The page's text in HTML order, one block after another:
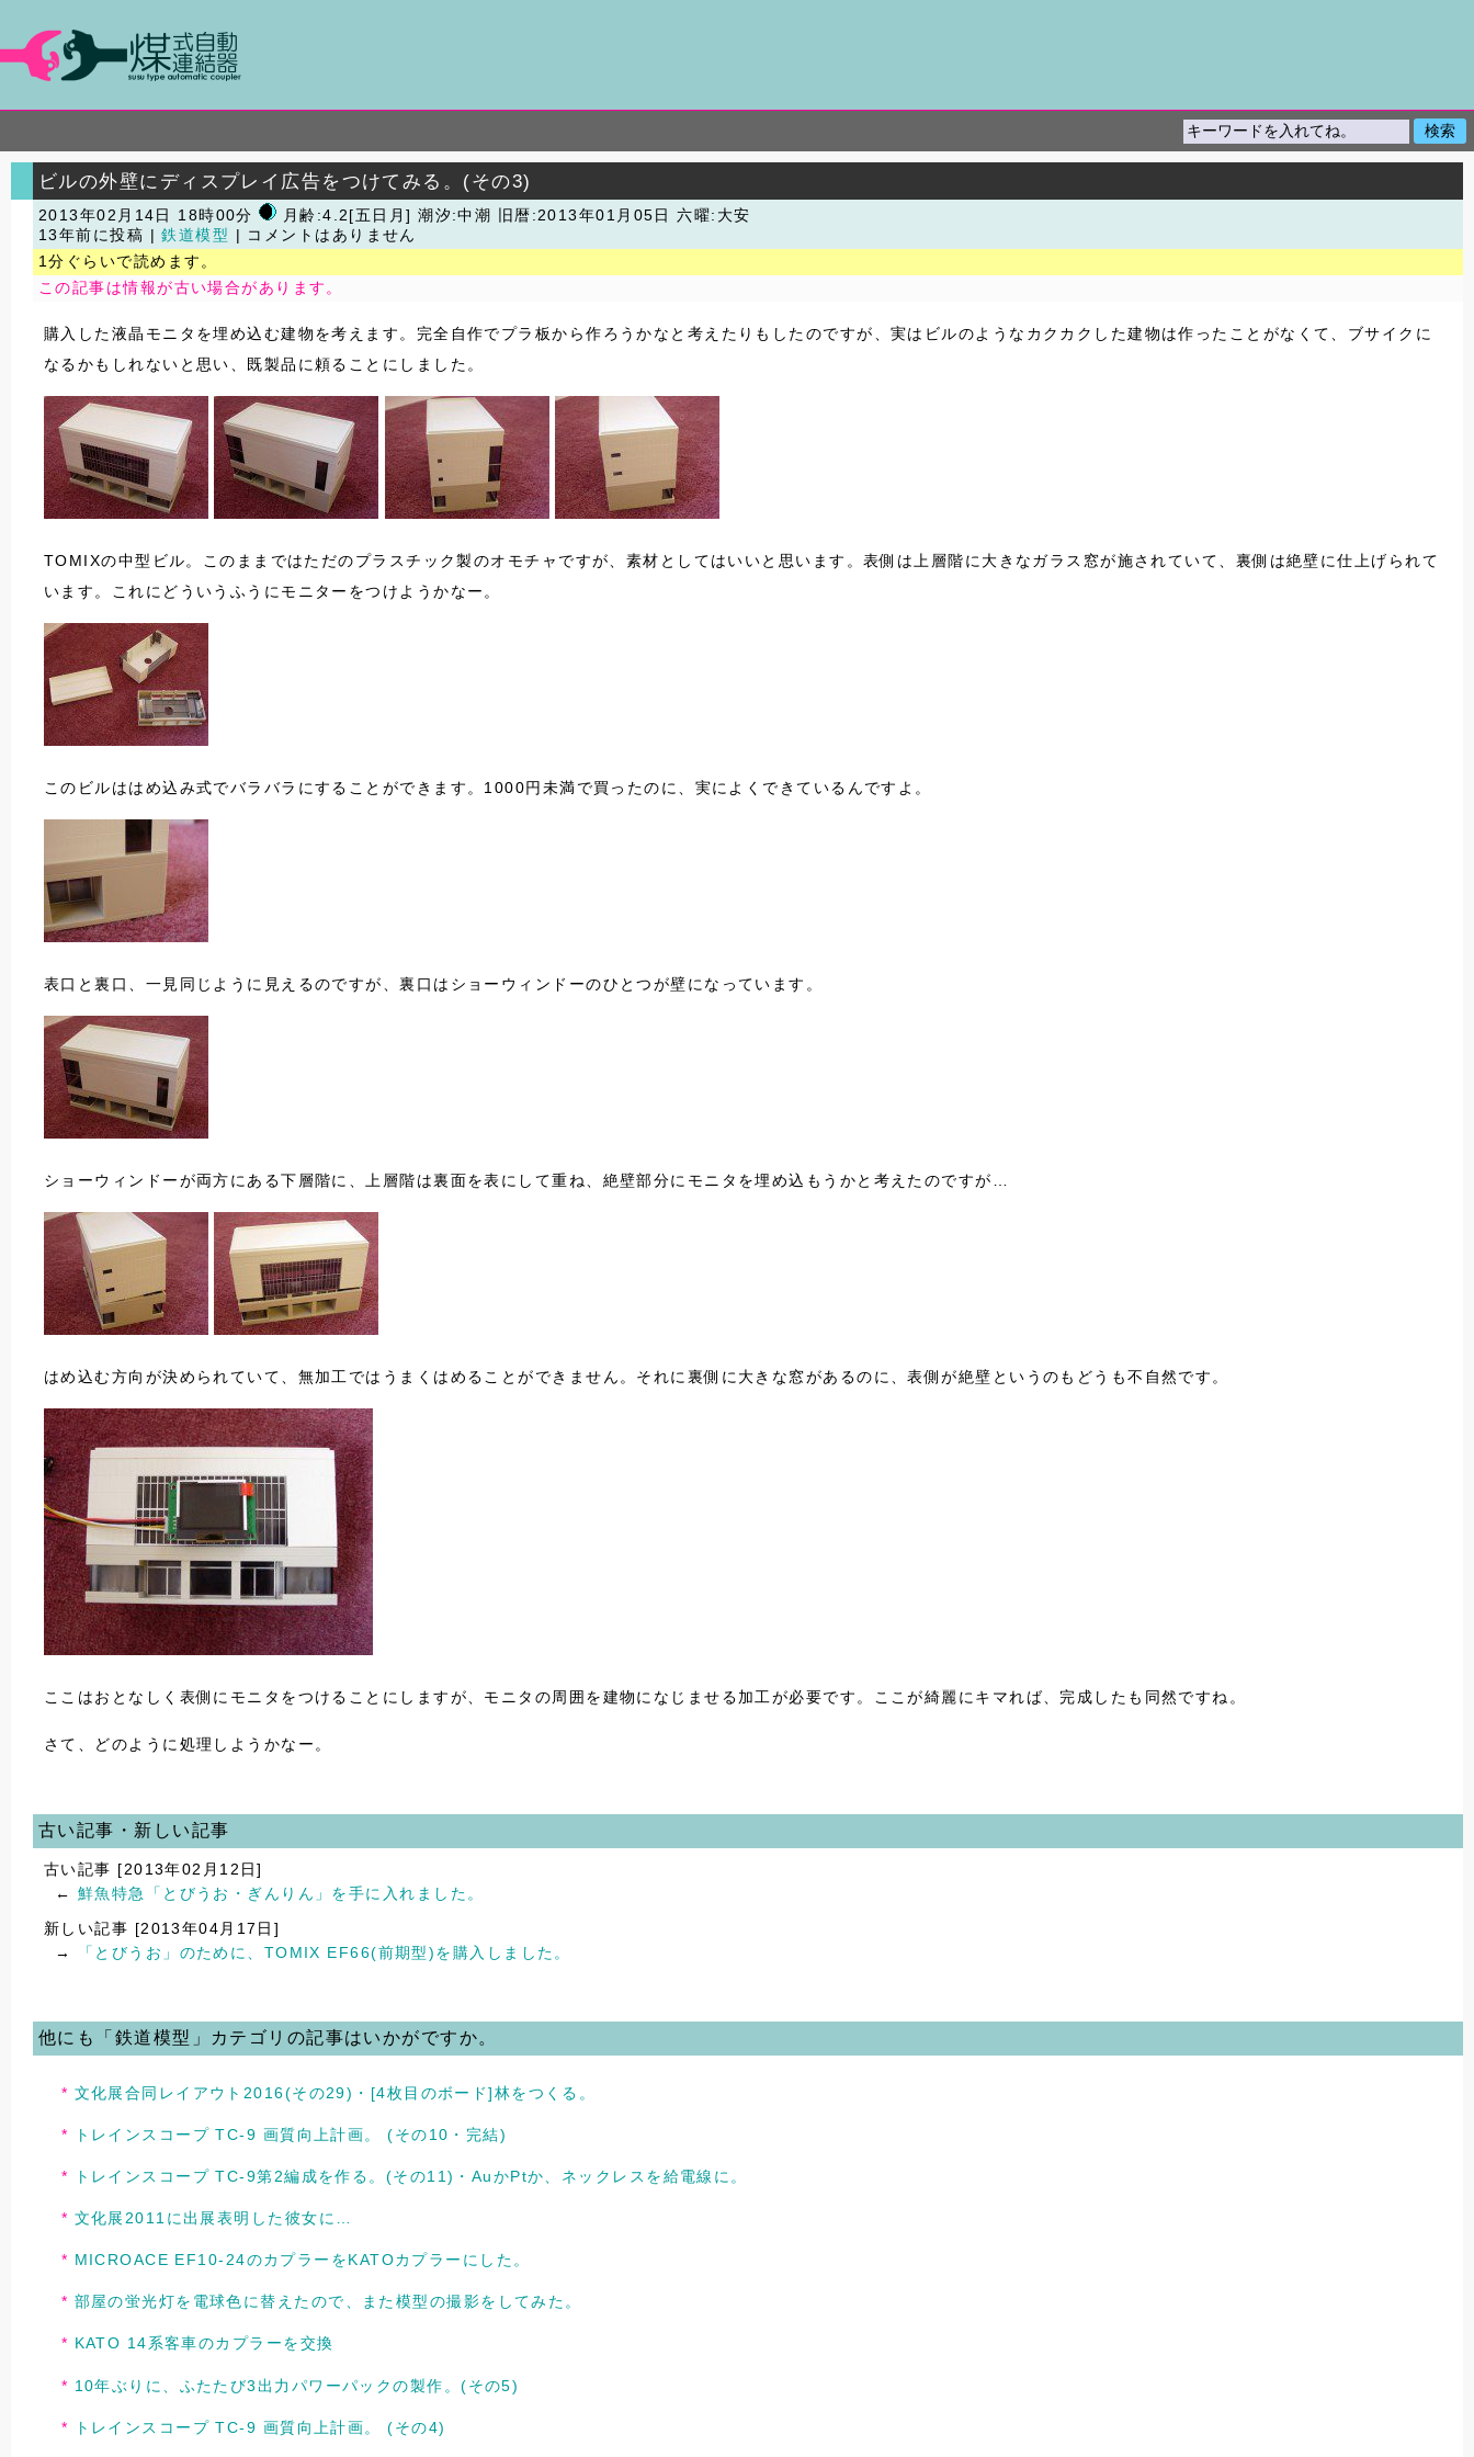
ビルの外壁にディスプレイ広告をつけてみる。(その3)
2013年02月14日 18時00分 月齢:4.2[五日月] 潮汐:中潮
旧暦:2013年01月05日 六曜:大安
13年前に投稿 |鉄道模型
| コメントはありません
1分ぐらいで読めます。
この記事は情報が古い場合があります。
購入した液晶モニタを埋め込む建物を考えます。完全自作でプラ板から作ろうかなと考えたりもしたのですが、実はビルのようなカクカクした建物は作ったことがなくて、ブサイクに
なるかもしれないと思い、既製品に頼ることにしました。
TOMIXの中型ビル。このままではただのプラスチック製のオモチャですが、素材としてはいいと思います。表側は上層階に大きなガラス窓が施されていて、裏側は絶壁に仕上げられて
います。これにどういうふうにモニターをつけようかなー。
このビルははめ込み式でバラバラにすることができます。1000円未満で買ったのに、実によくできているんですよ。
表口と裏口、一見同じように見えるのですが、裏口はショーウィンドーのひとつが壁になっています。
ショーウィンドーが両方にある下層階に、上層階は裏面を表にして重ね、絶壁部分にモニタを埋め込もうかと考えたのですが…
はめ込む方向が決められていて、無加工ではうまくはめることができません。それに裏側に大きな窓があるのに、表側が絶壁というのもどうも不自然です。
ここはおとなしく表側にモニタをつけることにしますが、モニタの周囲を建物になじませる加工が必要です。ここが綺麗にキマれば、完成したも同然ですね。
さて、どのように処理しようかなー。
古い記事・新しい記事
古い記事 [2013年02月12日]
← 鮮魚特急「とびうお・ぎんりん」を手に入れました。
新しい記事 [2013年04月17日]
→
「とびうお」のために、TOMIX EF66(前期型)を購入しました。
他にも「鉄道模型」カテゴリの記事はいかがですか。
文化展合同レイアウト2016(その29)・[4枚目のボード]林をつくる。
トレインスコープ TC-9 画質向上計画。 (その10・完結)
トレインスコープ TC-9第2編成を作る。(その11)・AuかPtか、ネックレスを給電線に。
文化展2011に出展表明した彼女に…
MICROACE EF10-24のカプラーをKATOカプラーにした。
部屋の蛍光灯を電球色に替えたので、また模型の撮影をしてみた。
KATO 14系客車のカプラーを交換
10年ぶりに、ふたたび3出力パワーパックの製作。(その5)
トレインスコープ TC-9 画質向上計画。 (その4)